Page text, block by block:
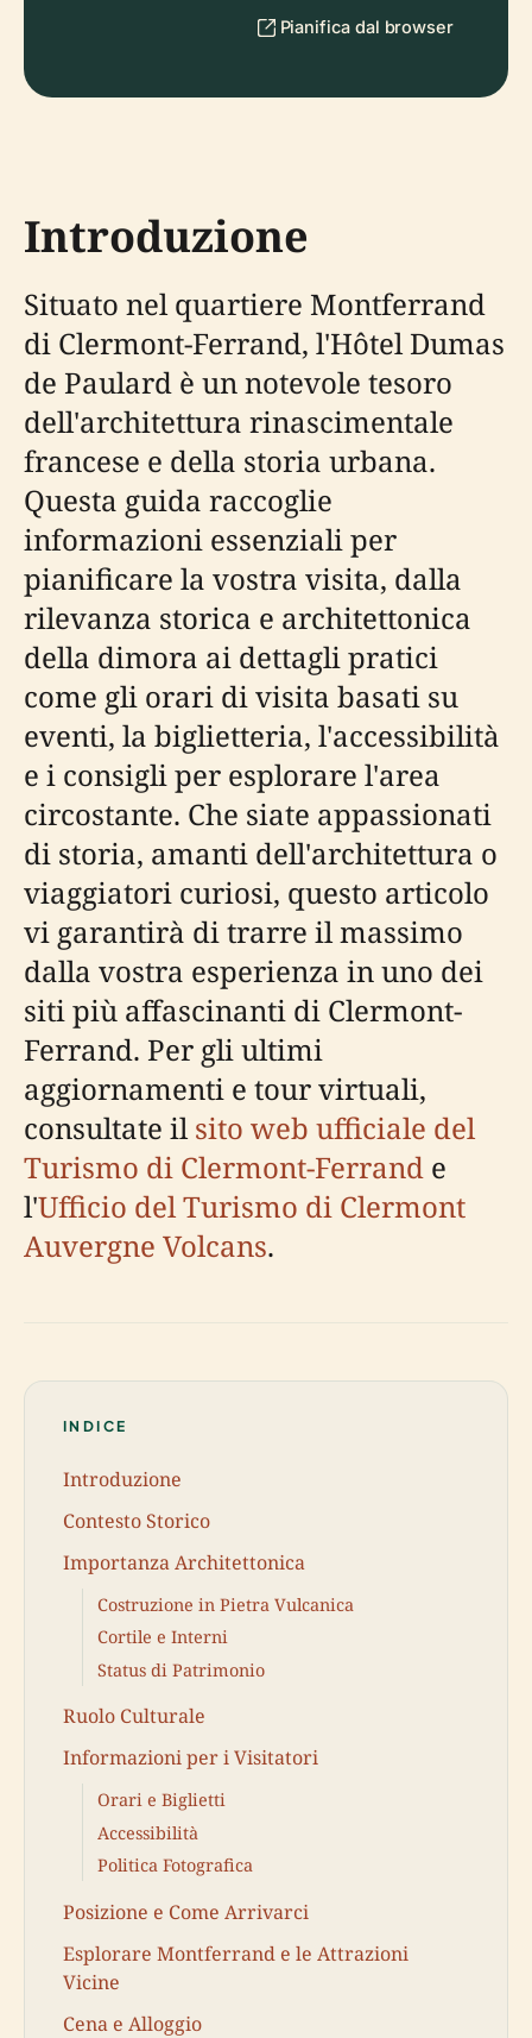
Pianifica dal browser
Introduzione
Situato nel quartiere Montferrand
di Clermont-Ferrand, l'Hôtel Dumas
de Paulard è un notevole tesoro
dell'architettura rinascimentale
francese e della storia urbana.
Questa guida raccoglie
informazioni essenziali per
pianificare la vostra visita, dalla
rilevanza storica e architettonica
della dimora ai dettagli pratici
come gli orari di visita basati su
eventi, la biglietteria, l'accessibilità
e i consigli per esplorare l'area
circostante. Che siate appassionati
di storia, amanti dell'architettura o
viaggiatori curiosi, questo articolo
vi garantirà di trarre il massimo
dalla vostra esperienza in uno dei
siti più affascinanti di Clermont-
Ferrand. Per gli ultimi
aggiornamenti e tour virtuali,
consultate ilsito web ufficiale del
Turismo di Clermont-Ferrand e
l'Ufficio del Turismo di Clermont
Auvergne Volcans.
INDICE
Introduzione
Contesto Storico
Importanza Architettonica
Costruzione in Pietra Vulcanica
Cortile e Interni
Status di Patrimonio
Ruolo Culturale
Informazioni per i Visitatori
Orari e Biglietti
Accessibilità
Politica Fotografica
Posizione e Come Arrivarci
Esplorare Montferrand e le Attrazioni
Vicine
Cena e Alloggio